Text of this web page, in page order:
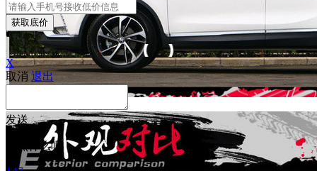
获取底价
X
取消 退出
发送
写点什么吧